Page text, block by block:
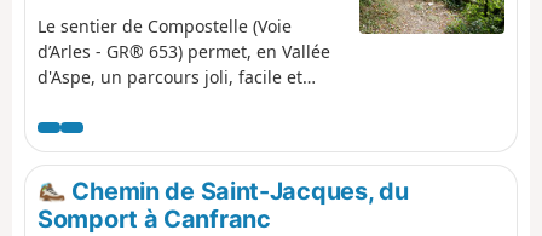
Le sentier de Compostelle (Voie
d’Arles - GR® 653) permet, en Vallée
d'Aspe, un parcours joli, facile et
lumineux. Nous ne le proposons pas
ici en boucle car le train (TER ligne
55) permet de revenir aisément à son
point de départ.Itinéraire faisable en
toutes saisons ; éviter cependant les
Chemin de Saint-Jacques, du
Somport à Canfranc